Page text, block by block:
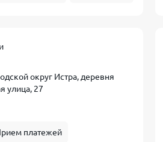
округ Истра, деревня
улица, 27
платежей